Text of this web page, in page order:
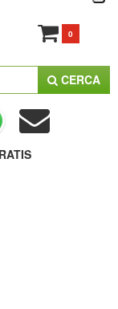
0
CERCA